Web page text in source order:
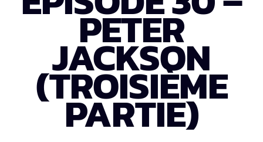
PETER
JACKSON
(TROISIÈME
PARTIE)